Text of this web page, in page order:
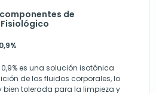
de
es una solución isotónica
de los fluidos corporales, lo
bien tolerada para la limpieza y